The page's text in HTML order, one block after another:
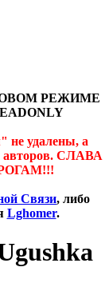
РЕЖИМЕ
удалены, а
авторов. СЛАВА
Связи, либо
Lghomer.